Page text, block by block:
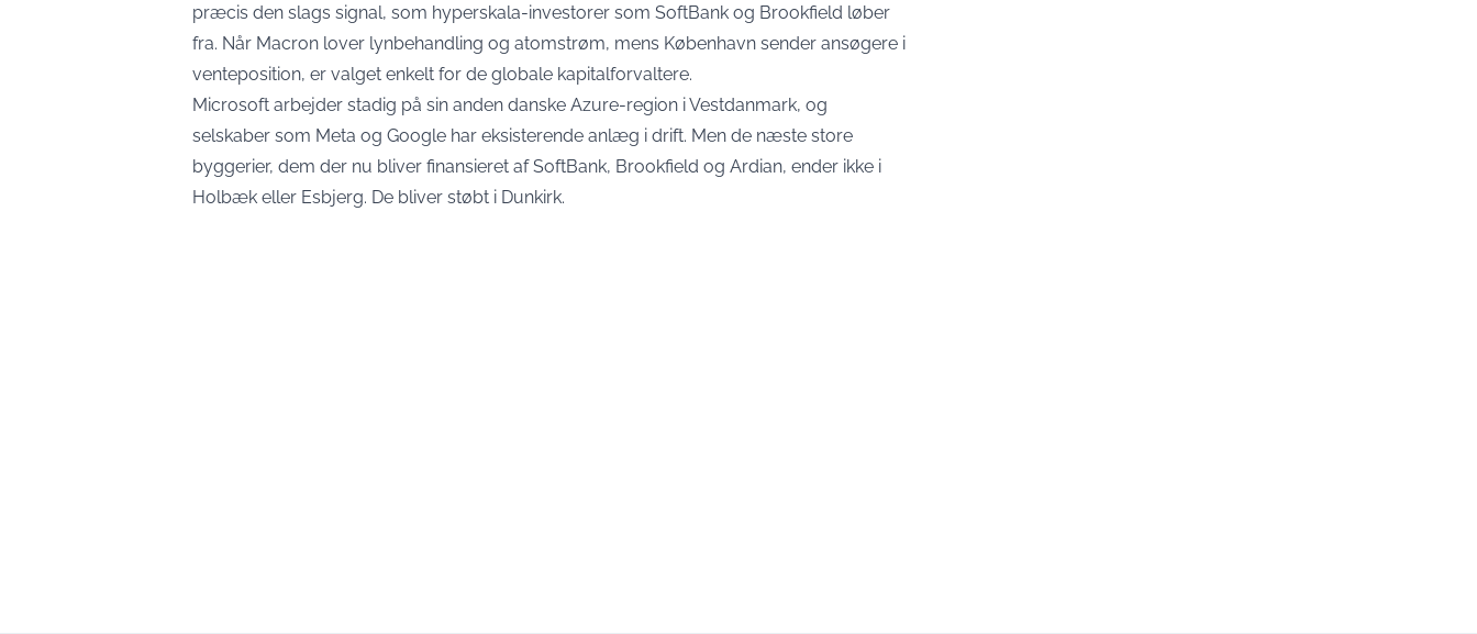
præcis den slags signal, som hyperskala-investorer som SoftBank og Brookfield løber
fra. Når Macron lover lynbehandling og atomstrøm, mens København sender ansøgere i
venteposition, er valget enkelt for de globale kapitalforvaltere.
Microsoft arbejder stadig på sin anden danske Azure-region i Vestdanmark, og
selskaber som Meta og Google har eksisterende anlæg i drift. Men de næste store
byggerier, dem der nu bliver finansieret af SoftBank, Brookfield og Ardian, ender ikke i
Holbæk eller Esbjerg. De bliver støbt i Dunkirk.